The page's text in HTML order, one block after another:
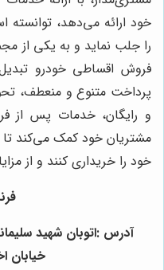
خود ارائه می‌دهد،
را جلب نماید و به یکی از
فروش اقساطی خودرو
پرداخت متنوع و منعطف،
و رایگان، خدمات پس از
مشتریان خود کمک می‌کند تا
خود را خریداری کنند و از
آدرس :اتوبان شهید
خیابان